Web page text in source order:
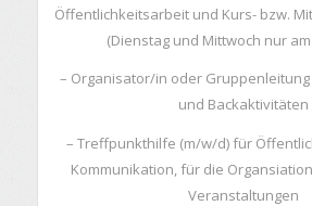
Öffentlichkeitsarbeit und Kurs- bzw.
(Dienstag und Mittwoch nur
– Organisator/in oder
und Backaktivitäten
– Treffpunkthilfe (m/w/d) für
Kommunikation, für die
Veranstaltungen